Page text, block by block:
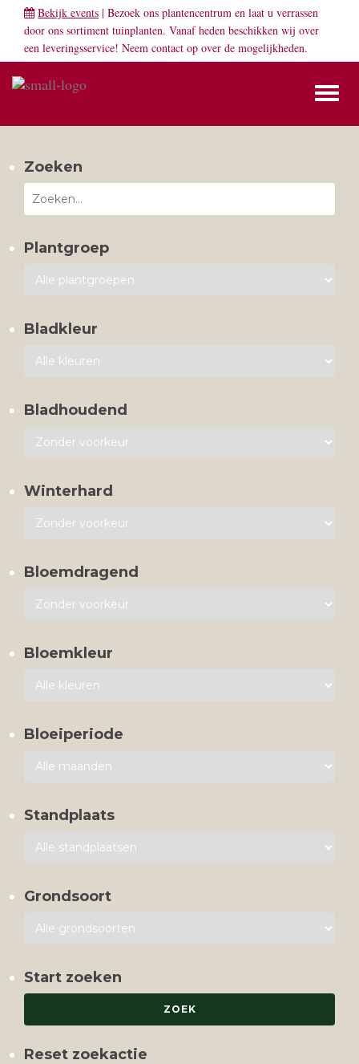
Bekijk events | Bezoek ons plantencentrum en laat u verrassen
door ons sortiment tuinplanten. Vanaf heden beschikken wij over
een leveringsservice! Neem contact op over de mogelijkheden.
Zoeken
Plantgroep
Bladkleur
Bladhoudend
Winterhard
Bloemdragend
Bloemkleur
Bloeiperiode
Standplaats
Grondsoort
Start zoeken
Reset zoekactie